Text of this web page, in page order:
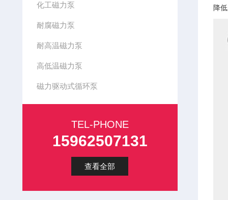
化工磁力泵
耐腐磁力泵
耐高温磁力泵
高低温磁力泵
磁力驱动式循环泵
TEL-PHONE
15962507131
查看全部
降